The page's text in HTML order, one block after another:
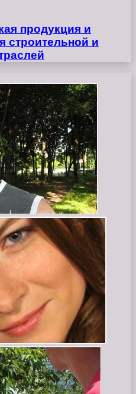
продукция и
строительной и